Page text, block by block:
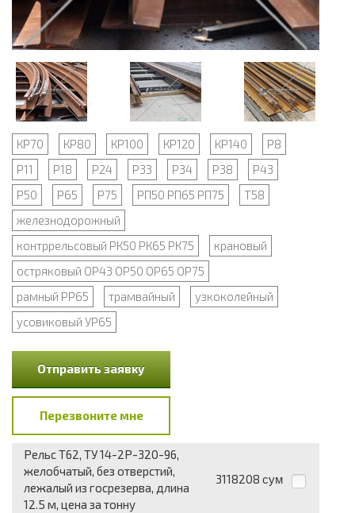
КР70 КР80 КР100 КР120 КР140
Р8
Р11
Р18 Р24 Р33 Р34 Р38
Р43
Р50
Р65 Р75 РП50 РП65 РП75
Т58
железнодорожный
контррельсовый РК50 РК65 РК75
крановый
остряковый ОР43 ОР50 ОР65 ОР75
рамный РР65
трамвайный
узкоколейный
усовиковый УР65
Отправить заявку
Перезвоните мне
Рельс Т62, ТУ 14-2Р-320-96,
желобчатый, без отверстий,
лежалый из госрезерва, длина
12.5 м, цена за тонну
3118208 сум